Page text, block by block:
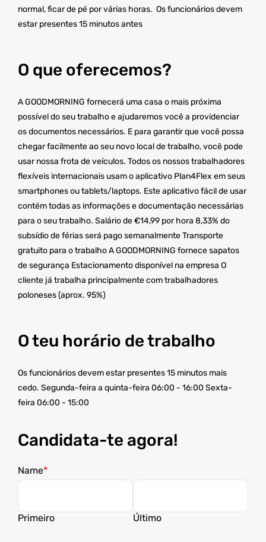
normal, ficar de pé por várias horas. Os funcionários devem
estar presentes 15 minutos antes
O que oferecemos?
A GOODMORNING fornecerá uma casa o mais próxima
possível do seu trabalho e ajudaremos você a providenciar
os documentos necessários. E para garantir que você possa
chegar facilmente ao seu novo local de trabalho, você pode
usar nossa frota de veículos. Todos os nossos trabalhadores
flexíveis internacionais usam o aplicativo Plan4Flex em seus
smartphones ou tablets/laptops. Este aplicativo fácil de usar
contém todas as informações e documentação necessárias
para o seu trabalho. Salário de €14,99 por hora 8,33% do
subsídio de férias será pago semanalmente Transporte
gratuito para o trabalho A GOODMORNING fornece sapatos
de segurança Estacionamento disponível na empresa O
cliente já trabalha principalmente com trabalhadores
poloneses (aprox. 95%)
O teu horário de trabalho
Os funcionários devem estar presentes 15 minutos mais
cedo. Segunda-feira a quinta-feira 06:00 - 16:00 Sexta-
feira 06:00 - 15:00
Candidata-te agora!
Name
Primeiro Último